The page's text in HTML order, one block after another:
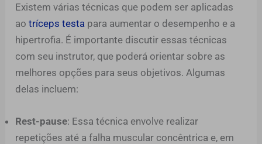
Existem várias técnicas que podem ser aplicadas
aotríceps testa para aumentar o desempenho e a
hipertrofia. É importante discutir essas técnicas
com seu instrutor, que poderá orientar sobre as
melhores opções para seus objetivos. Algumas
delas incluem:
Rest-pause: Essa técnica envolve realizar
repetições até a falha muscular concêntrica e, em